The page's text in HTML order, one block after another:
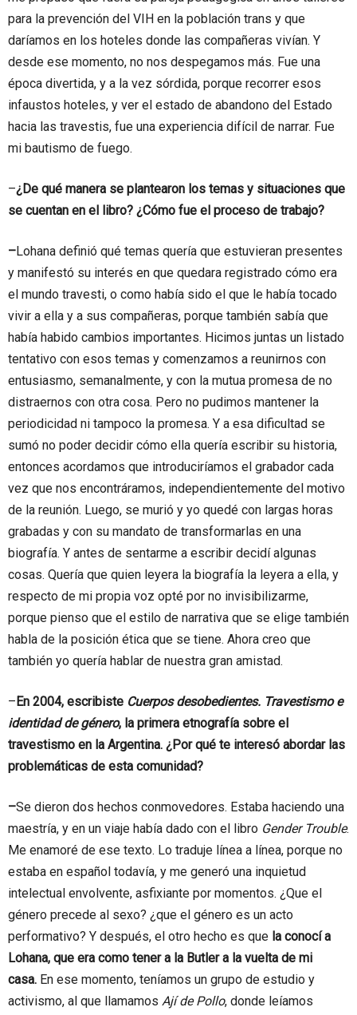
para la prevención del VIH en la población trans y que
daríamos en los hoteles donde las compañeras vivían. Y
desde ese momento, no nos despegamos más. Fue una
época divertida, y a la vez sórdida, porque recorrer esos
infaustos hoteles, y ver el estado de abandono del Estado
hacia las travestis, fue una experiencia difícil de narrar. Fue
mi bautismo de fuego.
–¿De qué manera se plantearon los temas y situaciones que
se cuentan en el libro? ¿Cómo fue el proceso de trabajo?
–Lohana definió qué temas quería que estuvieran presentes
y manifestó su interés en que quedara registrado cómo era
el mundo travesti, o como había sido el que le había tocado
vivir a ella y a sus compañeras, porque también sabía que
había habido cambios importantes. Hicimos juntas un listado
tentativo con esos temas y comenzamos a reunirnos con
entusiasmo, semanalmente, y con la mutua promesa de no
distraernos con otra cosa. Pero no pudimos mantener la
periodicidad ni tampoco la promesa. Y a esa dificultad se
sumó no poder decidir cómo ella quería escribir su historia,
entonces acordamos que introduciríamos el grabador cada
vez que nos encontráramos, independientemente del motivo
de la reunión. Luego, se murió y yo quedé con largas horas
grabadas y con su mandato de transformarlas en una
biografía. Y antes de sentarme a escribir decidí algunas
cosas. Quería que quien leyera la biografía la leyera a ella, y
respecto de mi propia voz opté por no invisibilizarme,
porque pienso que el estilo de narrativa que se elige también
habla de la posición ética que se tiene. Ahora creo que
también yo quería hablar de nuestra gran amistad.
–En 2004, escribiste Cuerpos desobedientes. Travestismo e
identidad de género, la primera etnografía sobre el
travestismo en la Argentina. ¿Por qué te interesó abordar las
problemáticas de esta comunidad?
–Se dieron dos hechos conmovedores. Estaba haciendo una
maestría, y en un viaje había dado con el libro Gender Trouble.
Me enamoré de ese texto. Lo traduje línea a línea, porque no
estaba en español todavía, y me generó una inquietud
intelectual envolvente, asfixiante por momentos. ¿Que el
género precede al sexo? ¿que el género es un acto
performativo? Y después, el otro hecho es que la conocí a
Lohana, que era como tener a la Butler a la vuelta de mi
casa. En ese momento, teníamos un grupo de estudio y
activismo, al que llamamos Ají de Pollo, donde leíamos